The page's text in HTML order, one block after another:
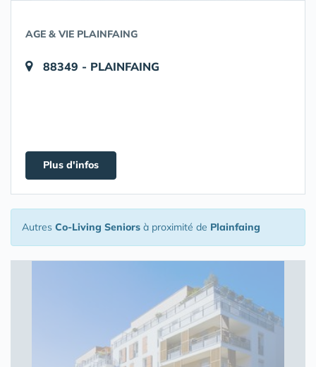
AGE & VIE PLAINFAING
88349 - PLAINFAING
Plus d'infos
Autres Co-Living Seniors à proximité de Plainfaing